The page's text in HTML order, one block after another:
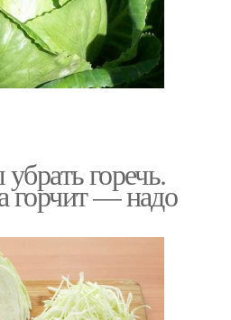
горечь.
горчит — надо